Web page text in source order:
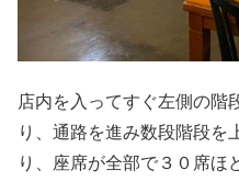
店内を入ってすぐ左側の階
り、通路を進み数段階段を
り、座席が全部で３０席ほ